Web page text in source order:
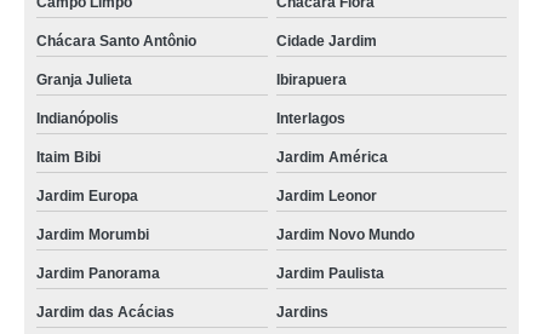
Chácara Santo Antônio Cidade Jardim
Granja Julieta Ibirapuera
Indianópolis Interlagos
Itaim Bibi Jardim América
Jardim Europa Jardim Leonor
Jardim Morumbi Jardim Novo Mundo
Jardim Panorama Jardim Paulista
Jardim das Acácias Jardins